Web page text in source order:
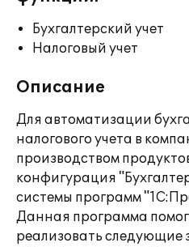
Бухгалтерский учет
Налоговый учет
Описание
Для автоматизации
налогового учета в
производством
конфигурация
системы программ
Данная программа
реализовать следующие